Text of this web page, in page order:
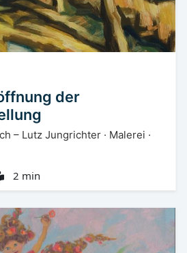
der
– Lutz Jungrichter · Malerei ·
2 min